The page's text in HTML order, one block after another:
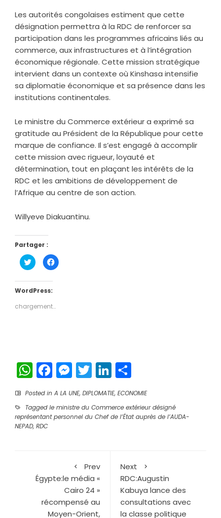
Les autorités congolaises estiment que cette
désignation permettra à la RDC de renforcer sa
participation dans les programmes africains liés au
commerce, aux infrastructures et à l’intégration
économique régionale. Cette mission stratégique
intervient dans un contexte où Kinshasa intensifie
sa diplomatie économique et sa présence dans les
institutions continentales.
Le ministre du Commerce extérieur a exprimé sa
gratitude au Président de la République pour cette
marque de confiance. Il s’est engagé à accomplir
cette mission avec rigueur, loyauté et
détermination, tout en plaçant les intérêts de la
RDC et les ambitions de développement de
l’Afrique au centre de son action.
Willyeve Diakuantinu.
Partager :
Cliquez
pour
partager
Twitter(ouvre
dans
fenêtre)
Cliquez
pour
fenêtre)
WordPress:
chargement…
WhatsApp
Facebook
Messenger
TwitterLinkedIn
Posted in A LA UNE, DIPLOMATIE, ECONOMIE
Tagged le ministre du Commerce extérieur désigné
représentant personnel du Chef de l’État auprès de l’AUDA-
NEPAD, RDC
Prev
Égypte:le média «
Cairo 24 »
récompensé au
Moyen-Orient,
Next
RDC:Augustin
Kabuya lance des
consultations avec
la classe politique